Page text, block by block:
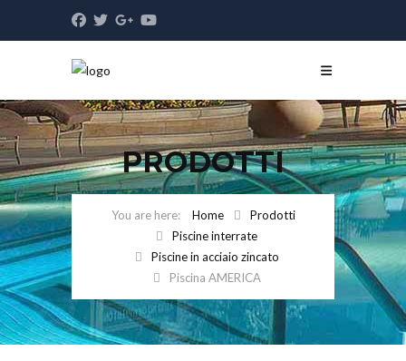
PRODOTTI
Home
Prodotti
Piscine interrate
Piscine in acciaio zincato
Piscina AMERICA